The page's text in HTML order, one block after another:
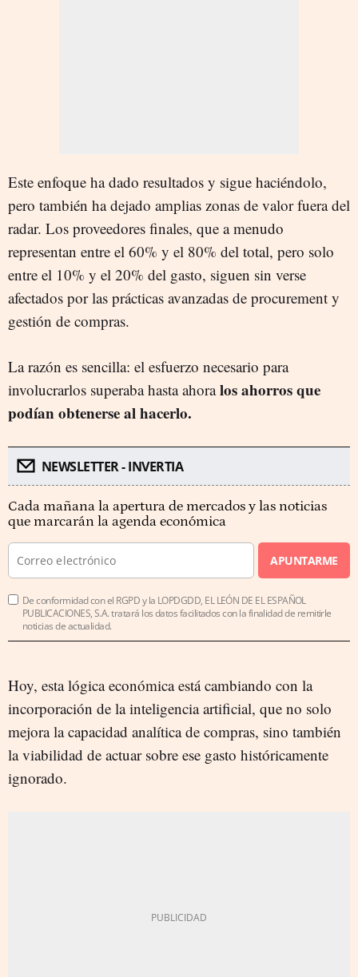
Este enfoque ha dado resultados y sigue haciéndolo,
pero también ha dejado amplias zonas de valor fuera del
radar. Los proveedores finales, que a menudo
representan entre el 60% y el 80% del total, pero solo
entre el 10% y el 20% del gasto, siguen sin verse
afectados por las prácticas avanzadas de procurement y
gestión de compras.
La razón es sencilla: el esfuerzo necesario para
involucrarlos superaba hasta ahoralos ahorros que
podían obtenerse al hacerlo.
NEWSLETTER - INVERTIA
Cada mañana la apertura de mercados y las noticias
que marcarán la agenda económica
APUNTARME
De conformidad con el RGPD y la LOPDGDD, EL LEÓN DE EL ESPAÑOL
PUBLICACIONES, S.A. tratará los datos facilitados con la finalidad de remitirle
noticias de actualidad.
Hoy, esta lógica económica está cambiando con la
incorporación de la inteligencia artificial, que no solo
mejora la capacidad analítica de compras, sino también
la viabilidad de actuar sobre ese gasto históricamente
ignorado.